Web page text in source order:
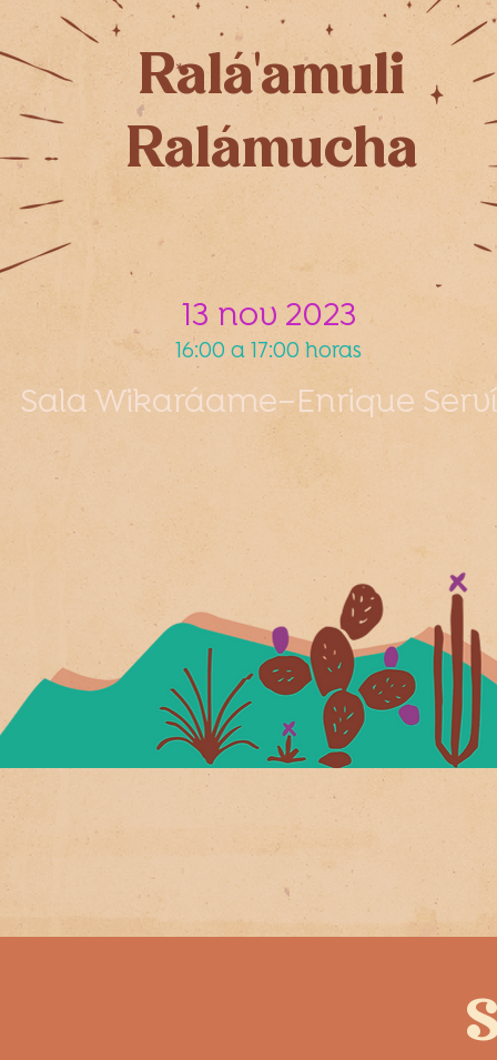
Ralá'amuli
Ralámucha
13 nov 2023
16:00 a 17:00 horas
Sala Wikaráame–Enrique